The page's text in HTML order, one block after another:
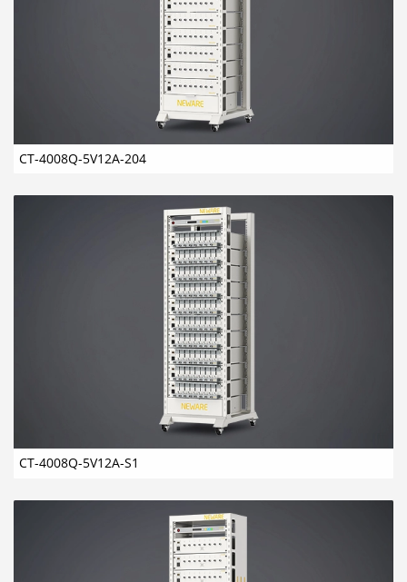
CT-4008Q-5V12A-204
CT-4008Q-5V12A-S1